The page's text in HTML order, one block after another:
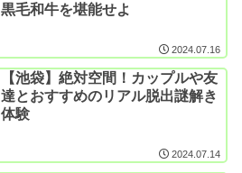
黒毛和牛を堪能せよ
2024.07.16
【池袋】絶対空間！カップルや友
達とおすすめのリアル脱出謎解き
体験
2024.07.14